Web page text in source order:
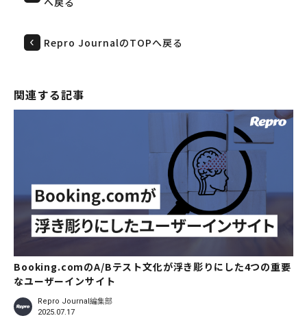
Repro JournalのTOPへ戻る
関連する記事
Booking.comのA/Bテスト文化が浮き彫りにした4つの重要
なユーザーインサイト
Repro Journal編集部
2025.07.17